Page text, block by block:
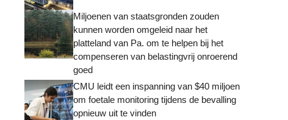
Miljoenen van staatsgronden zouden
kunnen worden omgeleid naar het
platteland van Pa. om te helpen bij het
compenseren van belastingvrij onroerend
goed
CMU leidt een inspanning van $40 miljoen
om foetale monitoring tijdens de bevalling
opnieuw uit te vinden